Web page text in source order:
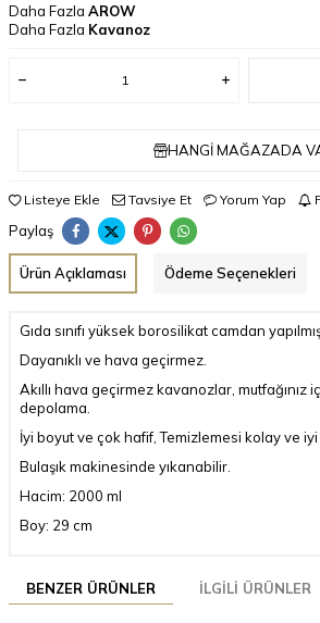
Daha Fazla AROW
Daha Fazla Kavanoz
HANGI MAĞAZADA
Listeye Ekle Tavsiye Et Yorum Yap
Paylaş
Ürün Açıklaması Ödeme Seçenekleri
Gıda sınıfı yüksek borosilikat camdan
Dayanıklı ve hava geçirmez.
Akıllı hava geçirmez kavanozlar, mutfağınız
depolama.
İyi boyut ve çok hafif, Temizlemesi kolay ve iyi
Bulaşık makinesinde yıkanabilir.
Hacim: 2000 ml
Boy: 29 cm
BENZER ÜRÜNLER İLGILI ÜRÜNLER